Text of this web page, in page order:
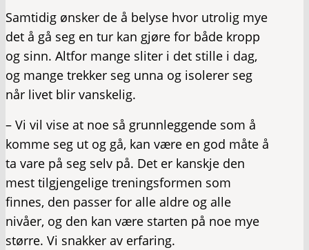
Samtidig ønsker de å belyse hvor utrolig mye
det å gå seg en tur kan gjøre for både kropp
og sinn. Altfor mange sliter i det stille i dag,
og mange trekker seg unna og isolerer seg
når livet blir vanskelig.
– Vi vil vise at noe så grunnleggende som å
komme seg ut og gå, kan være en god måte å
ta vare på seg selv på. Det er kanskje den
mest tilgjengelige treningsformen som
finnes, den passer for alle aldre og alle
nivåer, og den kan være starten på noe mye
større. Vi snakker av erfaring.